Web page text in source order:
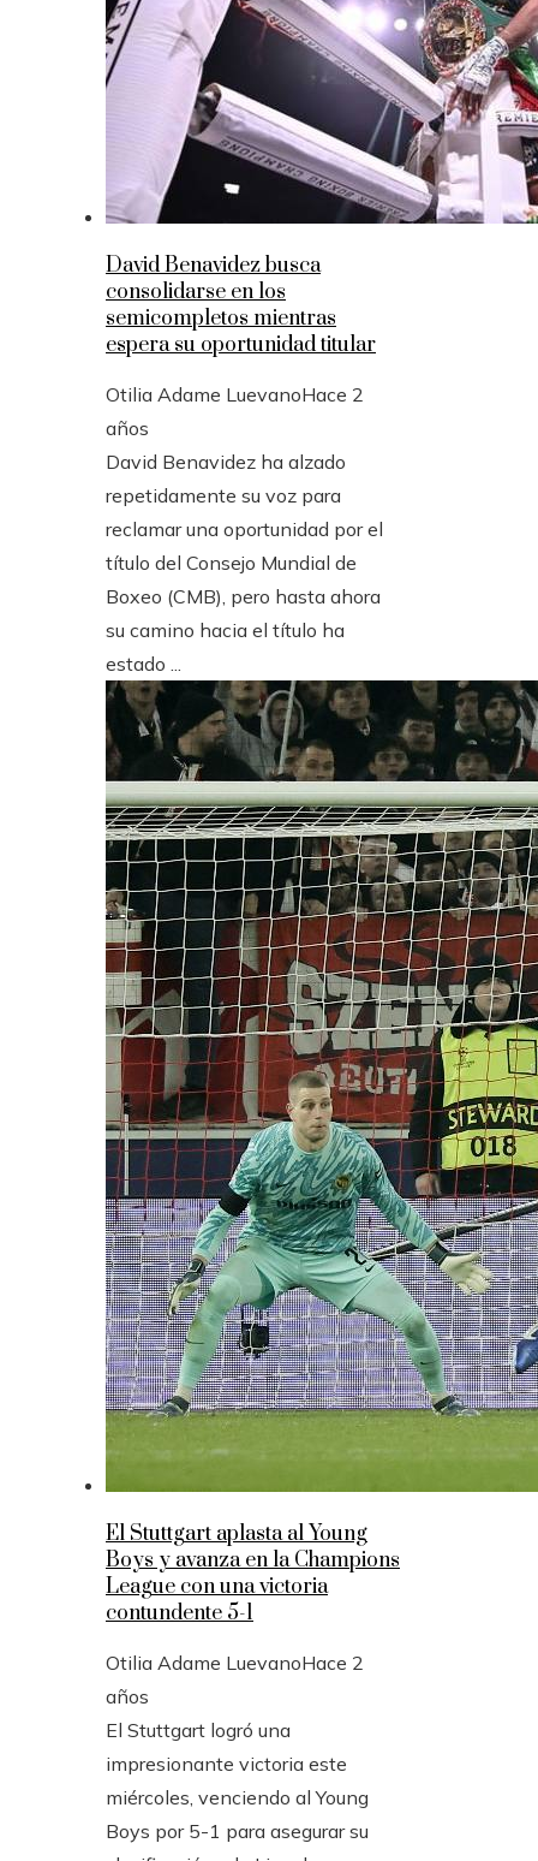
David Benavidez busca
consolidarse en los
semicompletos mientras
espera su oportunidad titular
Otilia Adame LuevanoHace 2
años
David Benavidez ha alzado
repetidamente su voz para
reclamar una oportunidad por el
título del Consejo Mundial de
Boxeo (CMB), pero hasta ahora
su camino hacia el título ha
estado ...
El Stuttgart aplasta al Young
Boys y avanza en la Champions
League con una victoria
contundente 5-1
Otilia Adame LuevanoHace 2
años
El Stuttgart logró una
impresionante victoria este
miércoles, venciendo al Young
Boys por 5-1 para asegurar su